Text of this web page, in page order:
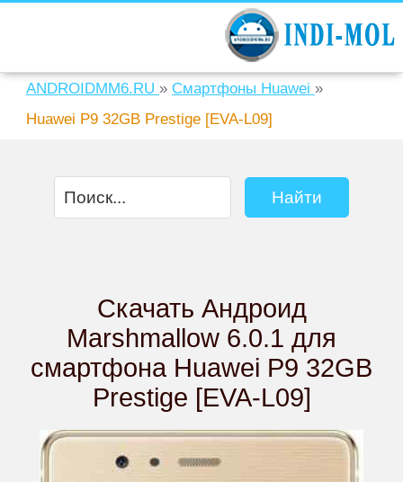
ANDROIDMM6.RU » Смартфоны Huawei »
Huawei P9 32GB Prestige [EVA-L09]
Скачать Андроид
Marshmallow 6.0.1 для
смартфона Huawei P9 32GB
Prestige [EVA-L09]